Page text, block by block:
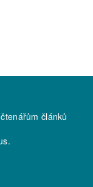
článků
.